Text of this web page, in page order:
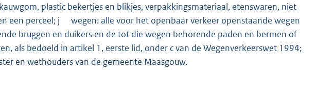
plastic bekertjes en blikjes, verpakkingsmateriaal, etenswaren, niet
een perceel; j wegen: alle voor het openbaar verkeer openstaande wegen
bruggen en duikers en de tot die wegen behorende paden en bermen of
als bedoeld in artikel 1, eerste lid, onder c van de Wegenverkeerswet 1994;
en wethouders van de gemeente Maasgouw.